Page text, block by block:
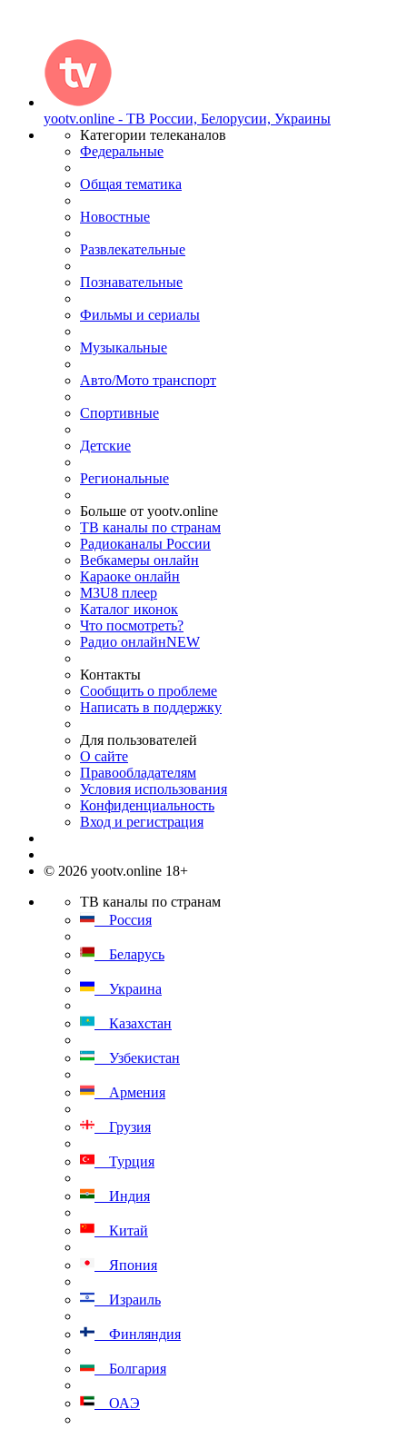
yootv.online - ТВ России, Белорусии, Украины
Категории телеканалов
Федеральные
Общая тематика
Новостные
Развлекательные
Познавательные
Фильмы и сериалы
Музыкальные
Авто/Мото транспорт
Спортивные
Детские
Региональные
Больше от yootv.online
ТВ каналы по странам
Радиоканалы России
Вебкамеры онлайн
Караоке онлайн
M3U8 плеер
Каталог иконок
Что посмотреть?
Радио онлайнNEW
Контакты
Сообщить о проблеме
Написать в поддержку
Для пользователей
О сайте
Правообладателям
Условия использования
Конфиденциальность
Вход и регистрация
© 2026 yootv.online 18+
ТВ каналы по странам
Россия
Беларусь
Украина
Казахстан
Узбекистан
Армения
Грузия
Турция
Индия
Китай
Япония
Израиль
Финляндия
Болгария
ОАЭ